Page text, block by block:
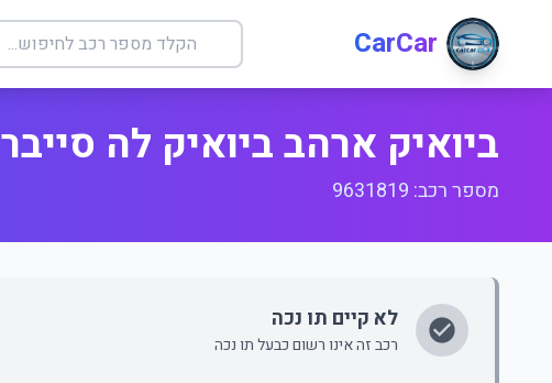
CarCar
ביואיק ארהב ביואיק לה סייבר MOTS
מספר רכב: 9631819
לא קיים תו נכה
רכב זה אינו רשום כבעל תו נכה